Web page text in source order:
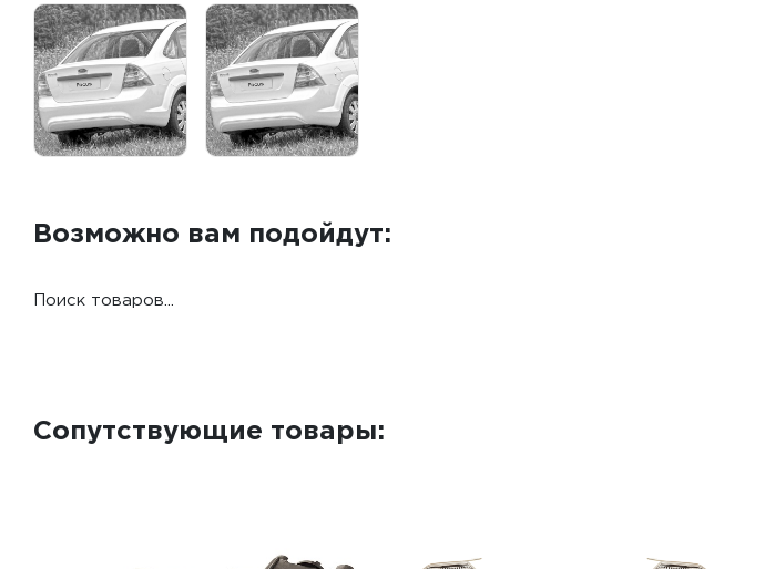
Возможно вам подойдут:
Поиск товаров...
Сопутствующие товары: